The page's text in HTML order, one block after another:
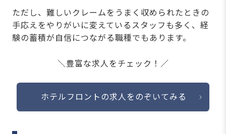
ただし、難しいクレームをうまく収められたときの
手応えをやりがいに変えているスタッフも多く、経
験の蓄積が自信につながる職種でもあります。
＼豊富な求人をチェック！／
ホテルフロントの求人をのぞいてみる